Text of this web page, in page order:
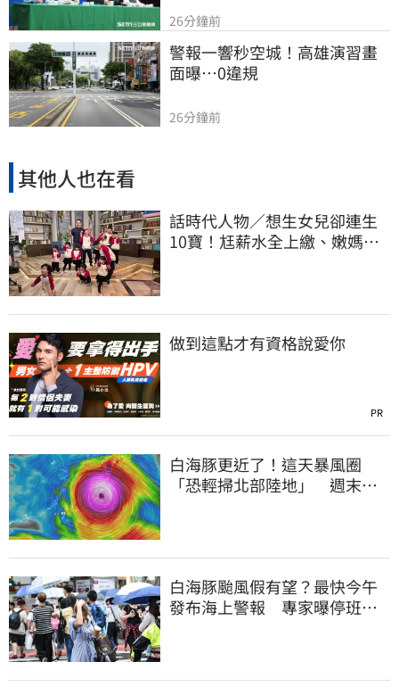
26分鐘前
警報一響秒空城！高雄演習畫
面曝…0違規
26分鐘前
其他人也在看
話時代人物／想生女兒卻連生
10寶！尪薪水全上繳、嫩媽吐
做到這點才有資格說愛你
PR
白海豚更近了！這天暴風圈
「恐輕掃北部陸地」 週末風
白海豚颱風假有望？最快今午
發布海上警報 專家曝停班停